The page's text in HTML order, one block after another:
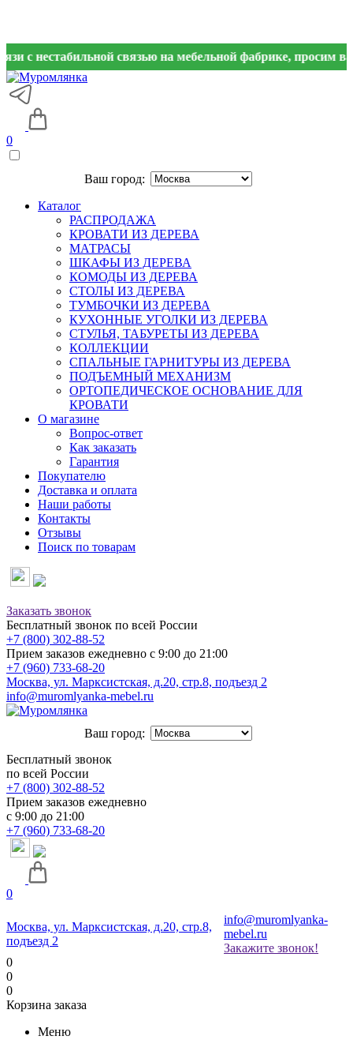
связью на мебельной фабрике, просим вас
0
Ваш город:
Каталог
РАСПРОДАЖА
КРОВАТИ ИЗ ДЕРЕВА
МАТРАСЫ
ШКАФЫ ИЗ ДЕРЕВА
КОМОДЫ ИЗ ДЕРЕВА
СТОЛЫ ИЗ ДЕРЕВА
ТУМБОЧКИ ИЗ ДЕРЕВА
КУХОННЫЕ УГОЛКИ ИЗ ДЕРЕВА
СТУЛЬЯ, ТАБУРЕТЫ ИЗ ДЕРЕВА
КОЛЛЕКЦИИ
СПАЛЬНЫЕ ГАРНИТУРЫ ИЗ ДЕРЕВА
ПОДЪЕМНЫЙ МЕХАНИЗМ
ОРТОПЕДИЧЕСКОЕ ОСНОВАНИЕ ДЛЯ
КРОВАТИ
О магазине
Вопрос-ответ
Как заказать
Гарантия
Покупателю
Доставка и оплата
Наши работы
Контакты
Отзывы
Поиск по товарам
Заказать звонок
Бесплатный звонок по всей России
+7 (800) 302-88-52
Прием заказов ежедневно с 9:00 до 21:00
+7 (960) 733-68-20
Москва, ул. Марксистская, д.20, стр.8, подъезд 2
info@muromlyanka-mebel.ru
Ваш город:
Бесплатный звонок
по всей России
+7 (800) 302-88-52
Прием заказов ежедневно
с 9:00 до 21:00
+7 (960) 733-68-20
0
Москва, ул. Марксистская, д.20, стр.8,
подъезд 2
info@muromlyanka-
mebel.ru
Закажите звонок!
0
0
0
Корзина заказа
Меню